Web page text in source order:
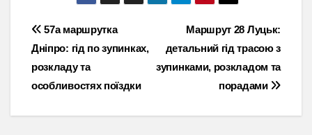
Навігація
записів
Маршрут 28 Луцьк:
детальний гід трасою з
зупинками, розкладом та
порадами
57а маршрутка
Дніпро: гід по зупинках,
розкладу та
особливостях поїздки